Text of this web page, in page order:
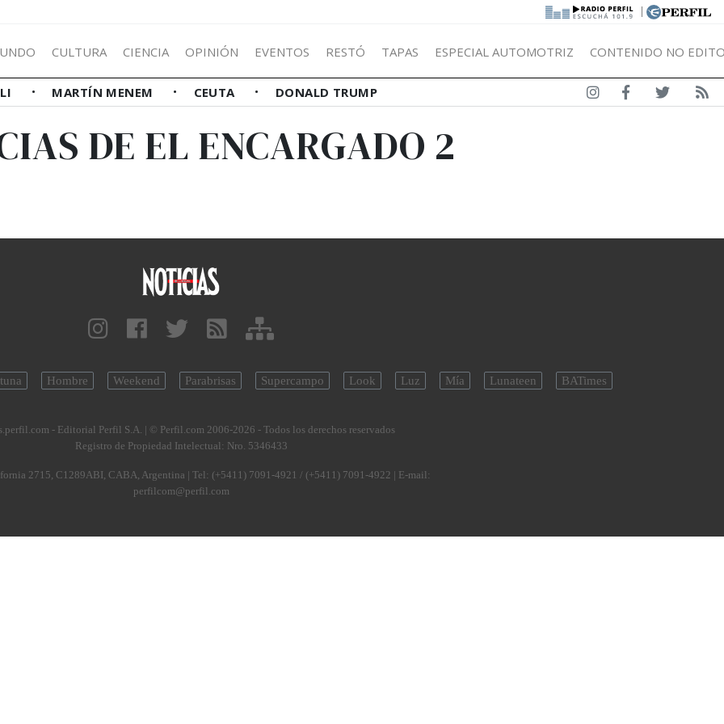
|
CULTURA CIENCIA OPINIÓN EVENTOS RESTÓ TAPAS ESPECIAL AUTOMOTRIZ CONTENIDO NO
MARTÍN MENEM CEUTA DONALD TRUMP
DE EL ENCARGADO 2
Hombre Weekend Parabrisas Supercampo Look Luz Mía Lunateen BATimes
- Editorial Perfil S.A. | © Perfil.com 2006-2026 - Todos los derechos reservados
Registro de Propiedad Intelectual: Nro. 5346433
2715, C1289ABI, CABA, Argentina | Tel: (+5411) 7091-4921 / (+5411) 7091-4922 | E-mail:
perfilcom@perfil.com